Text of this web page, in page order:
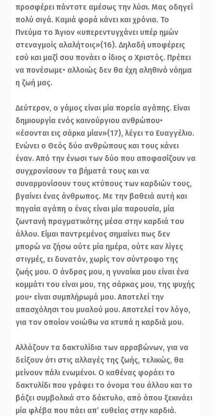
προσφέρει πάντοτε αμέσως την λύσι. Μας οδηγεί
πολύ σιγά. Καμιά φορά κάνει και χρόνια. Το
Πνεύμα το Άγιον «υπερεντυγχάνει υπέρ ημών
στεναγμοίς αλαλήτοις»(16). Δηλαδή υποφέρεις
εσύ και μαζί σου πονάει ο ίδιος ο Χριστός. Πρέπει
να πονέσωμε• αλλοιώς δεν θα έχη αληθινό νόημα
η ζωή μας.
Δεύτερον, ο γάμος είναι μία πορεία αγάπης. Είναι
δημιουργία ενός καινούργιου ανθρώπου•
«έσονται εις σάρκα μίαν»(17), λέγει το Ευαγγέλιο.
Ενώνει ο Θεός δύο ανθρώπους και τους κάνει
έναν. Από την ένωσι των δύο που αποφασίζουν να
συγχρονίσουν τα βήματά τους και να
συναρμονίσουν τους κτύπους των καρδιών τους,
βγαίνει ένας άνθρωπος. Με την βαθειά αυτή και
πηγαία αγάπη ο ένας είναι μία παρουσία, μία
ζωντανή πραγματικότης μέσα στην καρδιά του
άλλου. Είμαι παντρεμένος σημαίνει πως δεν
μπορώ να ζήσω ούτε μία ημέρα, ούτε καν λίγες
στιγμές, ει δυνατόν, χωρίς τον σύντροφο της
ζωής μου. Ο άνδρας μου, η γυναίκα μου είναι ένα
κομμάτι του είναι μου, της σάρκας μου, της ψυχής
μου• είναι συμπλήρωμά μου. Αποτελεί την
απασχόλησι του μυαλού μου. Αποτελεί τον λόγο,
για τον οποίον νοιώθω να κτυπά η καρδιά μου.
Αλλάζουν τα δακτυλίδια των αρραβώνων, για να
δείξουν ότι στις αλλαγές της ζωής, τελικώς, θα
μείνουν πάλι ενωμένοι. Ο καθένας φοράει το
δακτυλίδι που γράφει το όνομα του άλλου και το
βάζει συμβολικά στο δάκτυλο, από όπου ξεκινάει
μία φλέβα που πάει απ’ ευθείας στην καρδιά.